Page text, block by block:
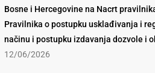
Bosne i Hercegovine na Nacrt
Pravilnika o postupku usklađivanja i
načinu i postupku izdavanja dozvole i
12/06/2026